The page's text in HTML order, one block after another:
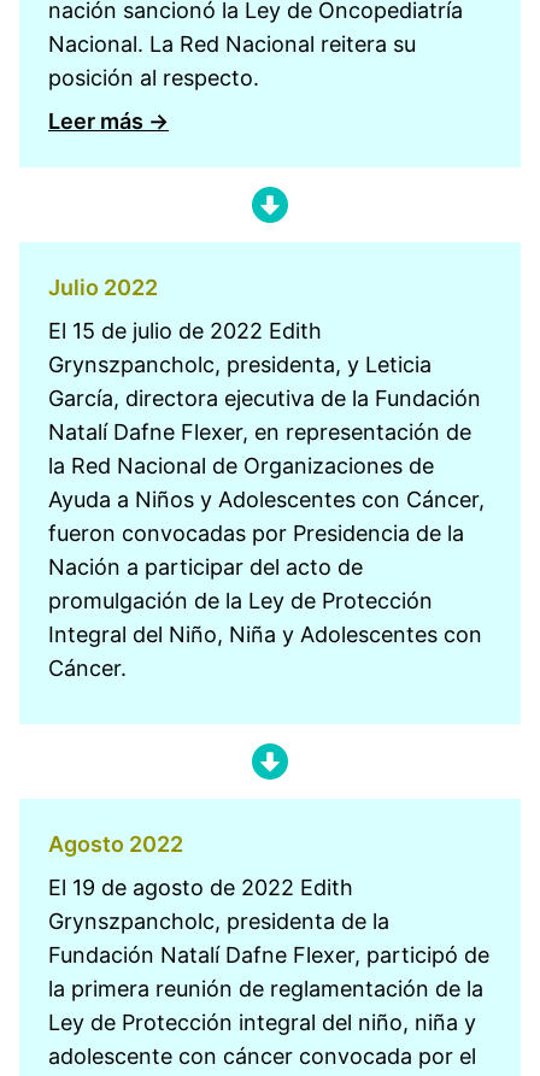
nación sancionó la Ley de Oncopediatría
Nacional. La Red Nacional reitera su
posición al respecto.
Leer más →
Julio 2022
El 15 de julio de 2022 Edith
Grynszpancholc, presidenta, y Leticia
García, directora ejecutiva de la Fundación
Natalí Dafne Flexer, en representación de
la Red Nacional de Organizaciones de
Ayuda a Niños y Adolescentes con Cáncer,
fueron convocadas por Presidencia de la
Nación a participar del acto de
promulgación de la Ley de Protección
Integral del Niño, Niña y Adolescentes con
Cáncer.
Agosto 2022
El 19 de agosto de 2022 Edith
Grynszpancholc, presidenta de la
Fundación Natalí Dafne Flexer, participó de
la primera reunión de reglamentación de la
Ley de Protección integral del niño, niña y
adolescente con cáncer convocada por el